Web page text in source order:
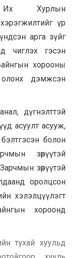
Хурлын
хэрэгжилтийг үр
арга зүйг
чиглэх гэсэн
хорооны
дэмжсэн
дүгнэлттэй
асуулт асууж,
болон
зөрүүтэй
зөрүүтэй
оролцсон
хэлэлцүүлэгт
хороонд
тухай хуульд